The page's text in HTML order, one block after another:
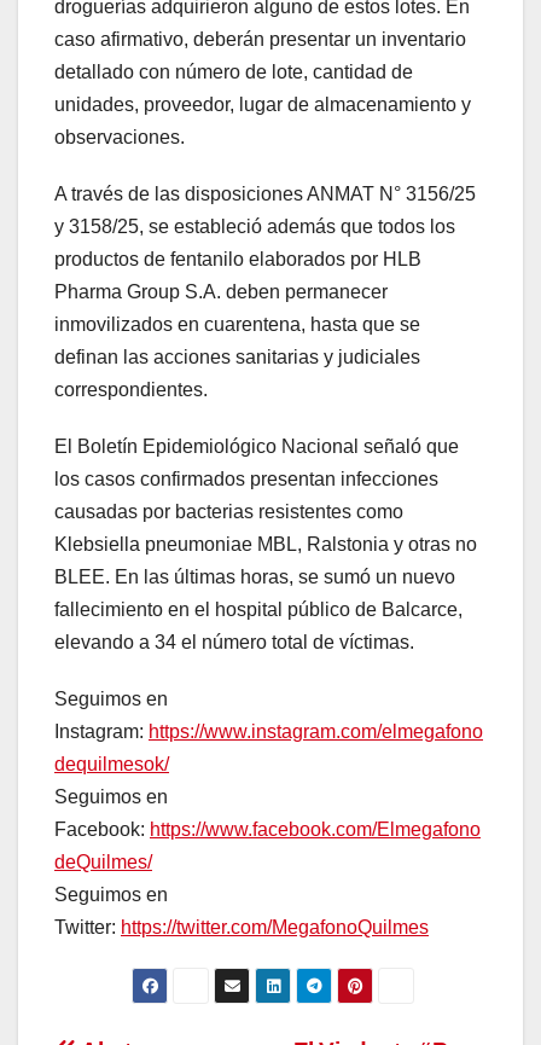
droguerías adquirieron alguno de estos lotes. En
caso afirmativo, deberán presentar un inventario
detallado con número de lote, cantidad de
unidades, proveedor, lugar de almacenamiento y
observaciones.
A través de las disposiciones ANMAT N° 3156/25
y 3158/25, se estableció además que todos los
productos de fentanilo elaborados por HLB
Pharma Group S.A. deben permanecer
inmovilizados en cuarentena, hasta que se
definan las acciones sanitarias y judiciales
correspondientes.
El Boletín Epidemiológico Nacional señaló que
los casos confirmados presentan infecciones
causadas por bacterias resistentes como
Klebsiella pneumoniae MBL, Ralstonia y otras no
BLEE. En las últimas horas, se sumó un nuevo
fallecimiento en el hospital público de Balcarce,
elevando a 34 el número total de víctimas.
Seguimos en
Instagram: https://www.instagram.com/elmegafono
dequilmesok/
Seguimos en
Facebook: https://www.facebook.com/Elmegafono
deQuilmes/
Seguimos en
Twitter: https://twitter.com/MegafonoQuilmes